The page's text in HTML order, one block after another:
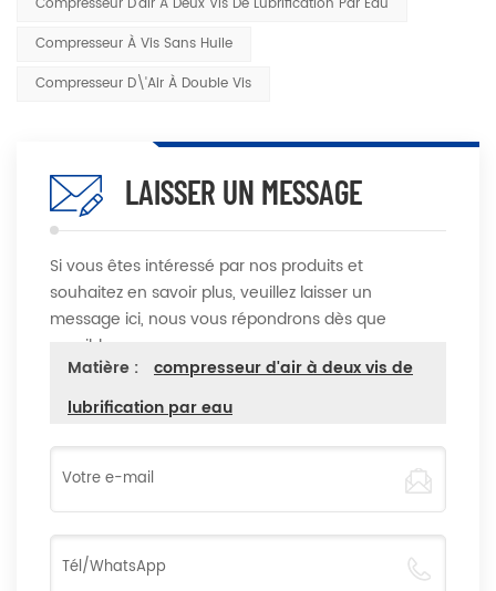
Compresseur À Vis Sans Huile
Compresseur D\'air À Double Vis
LAISSER UN MESSAGE
Si vous êtes intéressé par nos produits et
souhaitez en savoir plus, veuillez laisser un
message ici, nous vous répondrons dès que
possible
Matière :
compresseur d'air à deux vis de
lubrification par eau